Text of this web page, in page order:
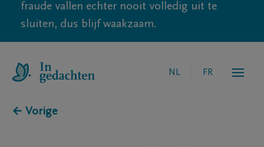
fraude vallen echter nooit volledig uit te
sluiten, dus blijf waakzaam.
NL FR
← Vorige